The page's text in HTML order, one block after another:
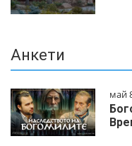
Анкети
май